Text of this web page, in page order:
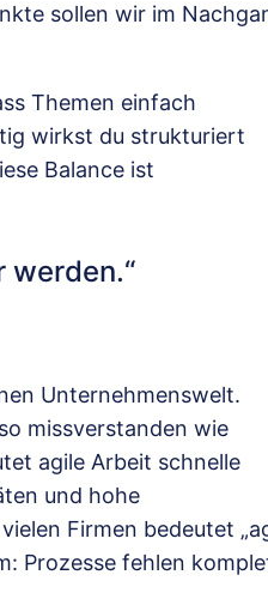
sollen wir im
Themen einfach
wirkst du strukturiert
Balance ist
werden.“
Unternehmenswelt.
missverstanden wie
agile Arbeit schnelle
und hohe
Firmen bedeutet
Prozesse fehlen